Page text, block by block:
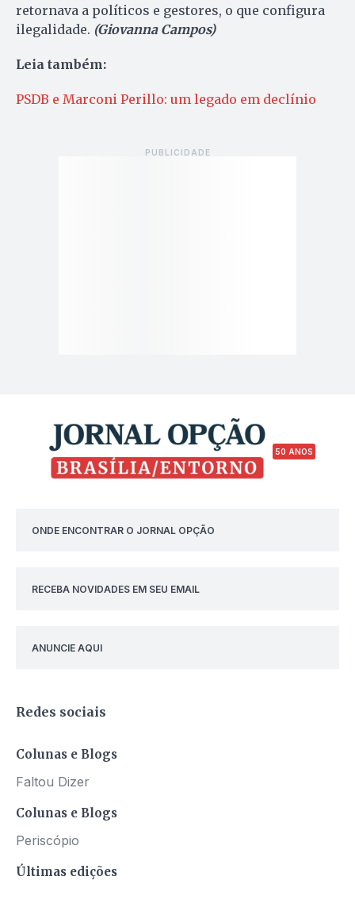
retornava a políticos e gestores, o que configura
ilegalidade. (Giovanna Campos)
Leia também:
PSDB e Marconi Perillo: um legado em declínio
50 ANOS
ONDE ENCONTRAR O JORNAL OPÇÃO
RECEBA NOVIDADES EM SEU EMAIL
ANUNCIE AQUI
Redes sociais
Colunas e Blogs
Faltou Dizer
Colunas e Blogs
Periscópio
Últimas edições